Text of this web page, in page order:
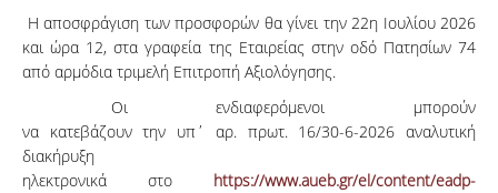
Η αποσφράγιση των προσφορών θα γίνει την 22η Ιουλίου 2026
και ώρα 12, στα γραφεία της Εταιρείας στην οδό Πατησίων 74
από αρμόδια τριμελή Επιτροπή Αξιολόγησης.
Οι ενδιαφερόμενοι μπορούν
να κατεβάζουν την υπ΄ αρ. πρωτ. 16/30-6-2026 αναλυτική
διακήρυξη
ηλεκτρονικά στο https://www.aueb.gr/el/content/eadp-